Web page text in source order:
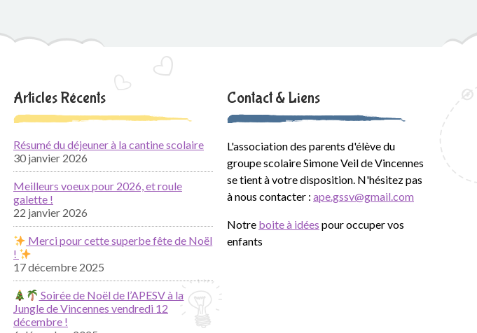
Articles Récents
Résumé du déjeuner à la cantine scolaire
30 janvier 2026
Meilleurs voeux pour 2026, et roule
galette !
22 janvier 2026
Merci pour cette superbe fête de Noël
!
17 décembre 2025
Soirée de Noël de l’APESV à la
Jungle de Vincennes vendredi 12
décembre !
Contact & Liens
L'association des parents d'élève du
groupe scolaire Simone Veil de Vincennes
se tient à votre disposition. N'hésitez pas
à nous contacter : ape.gssv@gmail.com
Notre boite à idées pour occuper vos
enfants